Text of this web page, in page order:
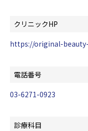
クリニックHP
https://original-
電話番号
03-6271-0923
診療科目